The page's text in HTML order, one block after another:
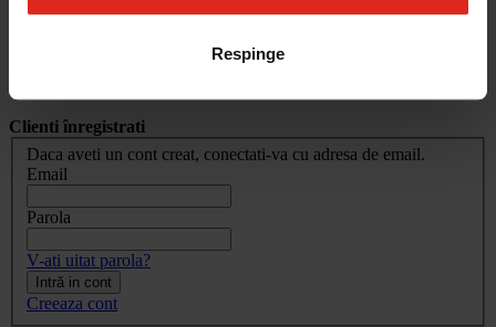
Respinge
Account
Conectare client
Clienti înregistrati
Daca aveti un cont creat, conectati-va cu adresa de email.
Email
Parola
V-ati uitat parola?
Intră in cont
Creeaza cont